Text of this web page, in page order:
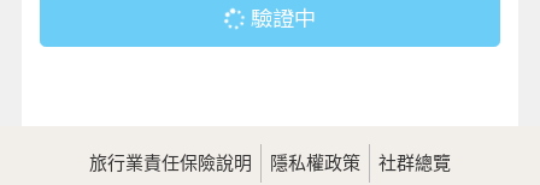
驗證中
旅行業責任保險說明 隱私權政策 社群總覽